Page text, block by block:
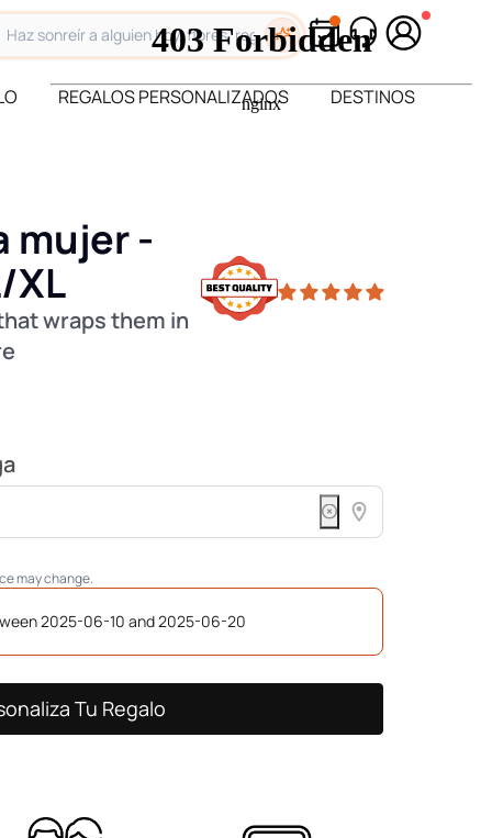
REGALOS PERSONALIZADOS DESTINOS
mujer -
XL
wraps them in
may change.
2025-06-10 and 2025-06-20
Tu Regalo